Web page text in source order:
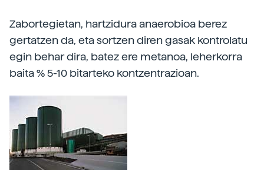
Zabortegietan, hartzidura anaerobioa berez
gertatzen da, eta sortzen diren gasak kontrolatu
egin behar dira, batez ere metanoa, leherkorra
baita % 5-10 bitarteko kontzentrazioan.